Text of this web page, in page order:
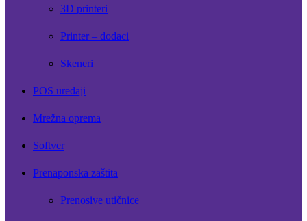
3D printeri
Printer – dodaci
Skeneri
POS uređaji
Mrežna oprema
Softver
Prenaponska zaštita
Prenosive utičnice